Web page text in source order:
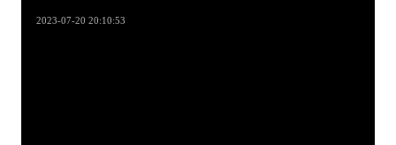
2023-07-20 20:10:53